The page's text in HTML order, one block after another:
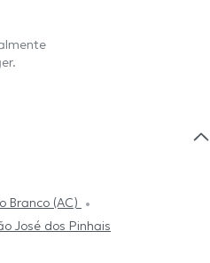
Branco (AC)
José dos Pinhais